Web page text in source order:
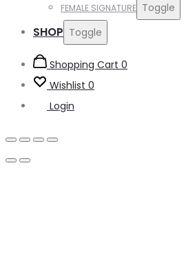
FEMALE SIGNATURE Toggle
SHOP Toggle
Shopping Cart 0
Wishlist 0
Login